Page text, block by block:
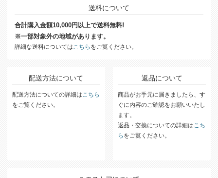
送料について
合計購入金額10,000円以上で送料無料!
※一部対象外の地域があります。
詳細な送料についてはこちら をご覧ください。
配送方法について
配送方法についての詳細はこちら
をご覧ください。
返品について
商品がお手元に届きましたら、す
ぐに内容のご確認をお願いいたし
ます。
返品・交換についての詳細はこち
ら をご覧ください。